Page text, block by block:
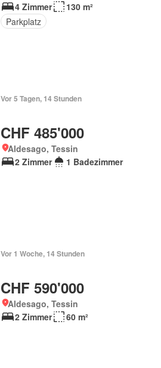
4 Zimmer
130 m²
Parkplatz
Vor 5 Tagen, 14 Stunden
CHF 485'000
Aldesago, Tessin
2 Zimmer
1 Badezimmer
Vor 1 Woche, 14 Stunden
CHF 590'000
Aldesago, Tessin
2 Zimmer
60 m²